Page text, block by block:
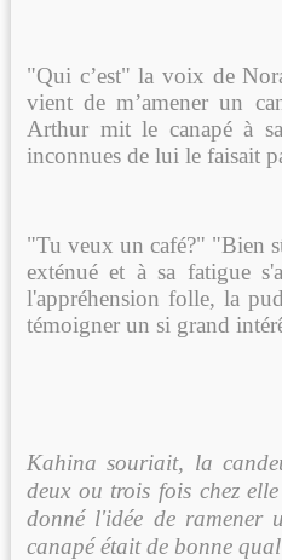
"Qui c’est" la voix de
vient de m’amener un
Arthur mit le canapé à
inconnues de lui le faisait
"Tu veux un café?" "Bien
exténué et à sa fatigue
l'appréhension folle, la
témoigner un si grand
Kahina souriait, la
deux ou trois fois chez
donné l'idée de ramener
canapé était de bonne